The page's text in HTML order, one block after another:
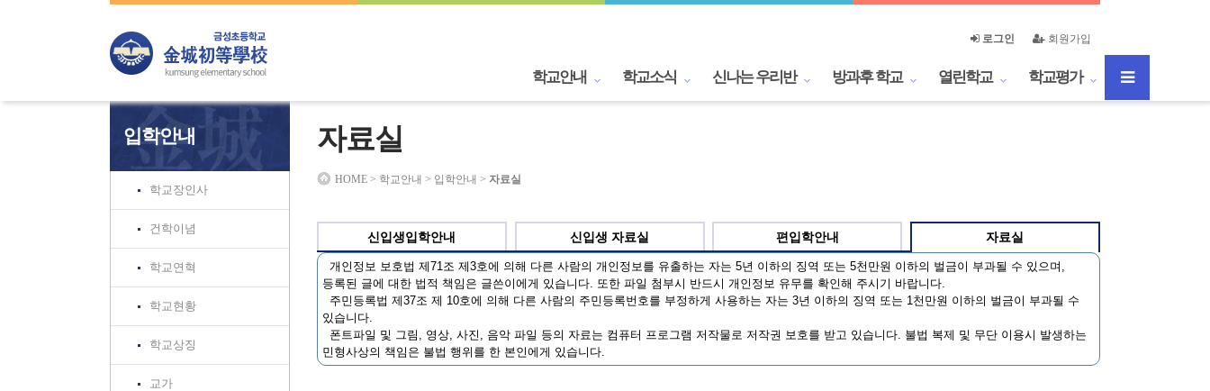
회원가입
로그인
학교안내 학교소식 신나는 우리반 방과후 학교
하위분류
열린학교
하위분류
학교평가
하위분류
입학안내
학교장인사
건학이념
학교연혁
학교현황
학교상징
교가
자료실
HOME > 학교안내 > 입학안내 > 자료실
신입생입학안내 신입생 자료실 편입학안내 자료실
개인정보 보호법 제71조 제3호에 의해 다른 사람의 개인정보를 유출하는 자는 5년 이하의 징역 또는 5천만원 이하의 벌금이 부과될 수 있으며,
등록된 글에 대한 법적 책임은 글쓴이에게 있습니다. 또한 파일 첨부시 반드시 개인정보 유무를 확인해 주시기 바랍니다.
주민등록법 제37조 제 10호에 의해 다른 사람의 주민등록번호를 부정하게 사용하는 자는 3년 이하의 징역 또는 1천만원 이하의 벌금이 부과될 수
있습니다.
폰트파일 및 그림, 영상, 사진, 음악 파일 등의 자료는 컴퓨터 프로그램 저작물로 저작권 보호를 받고 있습니다. 불법 복제 및 무단 이용시 발생하는
민형사상의 책임은 불법 행위를 한 본인에게 있습니다.